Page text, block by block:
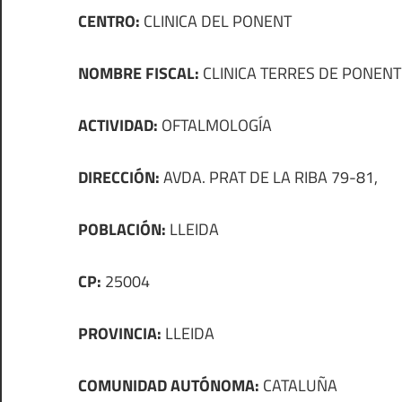
CENTRO: CLINICA DEL PONENT
NOMBRE FISCAL: CLINICA TERRES DE
ACTIVIDAD: OFTALMOLOGÍA
DIRECCIÓN:AVDA. PRAT DE LA RIBA 79-81,
POBLACIÓN: LLEIDA
CP: 25004
PROVINCIA: LLEIDA
COMUNIDAD AUTÓNOMA: CATALUÑA